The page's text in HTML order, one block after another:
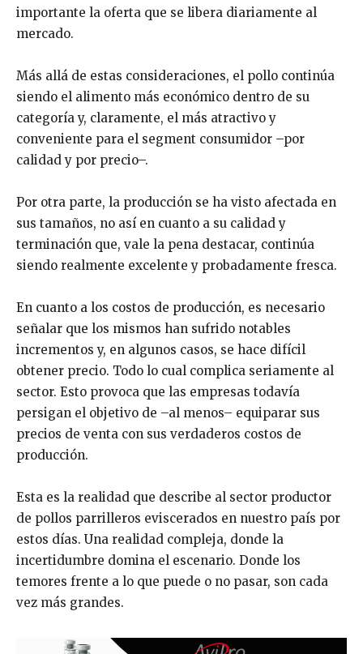
importante la oferta que se libera diariamente al
mercado.
Más allá de estas consideraciones, el pollo continúa
siendo el alimento más económico dentro de su
categoría y, claramente, el más atractivo y
conveniente para el segment consumidor –por
calidad y por precio–.
Por otra parte, la producción se ha visto afectada en
sus tamaños, no así en cuanto a su calidad y
terminación que, vale la pena destacar, continúa
siendo realmente excelente y probadamente fresca.
En cuanto a los costos de producción, es necesario
señalar que los mismos han sufrido notables
incrementos y, en algunos casos, se hace difícil
obtener precio. Todo lo cual complica seriamente al
sector. Esto provoca que las empresas todavía
persigan el objetivo de –al menos– equiparar sus
precios de venta con sus verdaderos costos de
producción.
Esta es la realidad que describe al sector productor
de pollos parrilleros eviscerados en nuestro país por
estos días. Una realidad compleja, donde la
incertidumbre domina el escenario. Donde los
temores frente a lo que puede o no pasar, son cada
vez más grandes.